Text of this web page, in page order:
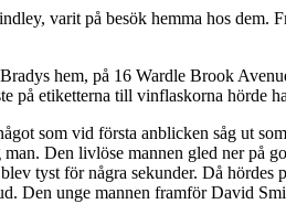
varit på besök hemma hos
hem, på 16 Wardle Brook
på etiketterna till vinflaskorna hörde
som vid första anblicken såg ut
Den livlöse mannen gled ner på
tyst för några sekunder. Då hördes
Den unge mannen framför David